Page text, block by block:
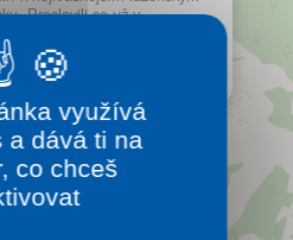
Proslavili se už v
trakt.
využívá
a dává ti na
co chceš